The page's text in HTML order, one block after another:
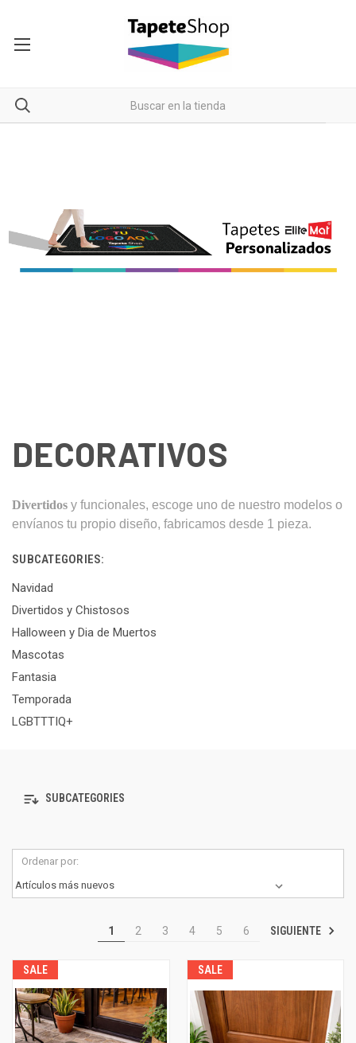
DECORATIVOS
Divertidos y funcionales, escoge uno de nuestro modelos o
envíanos tu propio diseño, fabricamos desde 1 pieza.
SUBCATEGORIES:
Navidad
Divertidos y Chistosos
Halloween y Dia de Muertos
Mascotas
Fantasia
Temporada
LGBTTTIQ+
SUBCATEGORIES
Ordenar por:
1 2 3 4 5 6 SIGUIENTE
SALE SALE